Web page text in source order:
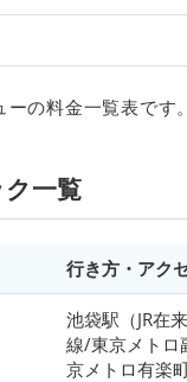
の料金一覧表です。
一覧
行き方・アク
池袋駅（JR在
線/東京メトロ
京メトロ有楽